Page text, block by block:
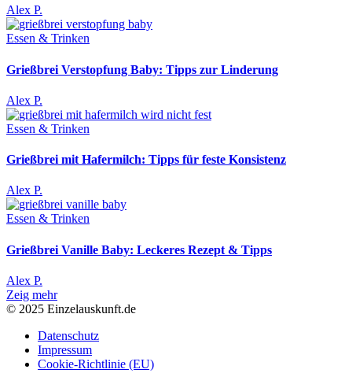
Alex P.
Essen & Trinken
Grießbrei Verstopfung Baby: Tipps zur Linderung
Alex P.
Essen & Trinken
Grießbrei mit Hafermilch: Tipps für feste Konsistenz
Alex P.
Essen & Trinken
Grießbrei Vanille Baby: Leckeres Rezept & Tipps
Alex P.
Zeig mehr
© 2025 Einzelauskunft.de
Datenschutz
Impressum
Cookie-Richtlinie (EU)